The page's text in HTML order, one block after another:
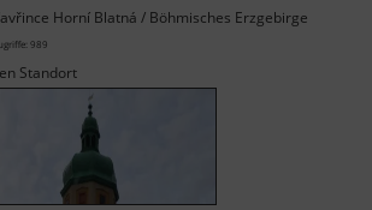
Horní Blatná / Böhmisches Erzgebirge
989
Standort